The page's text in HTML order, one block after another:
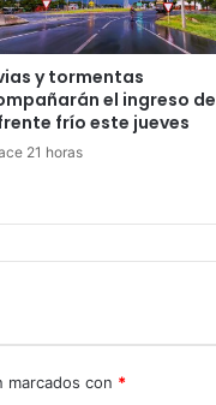
y tormentas
el ingreso de
frío este jueves
21 horas
marcados con *